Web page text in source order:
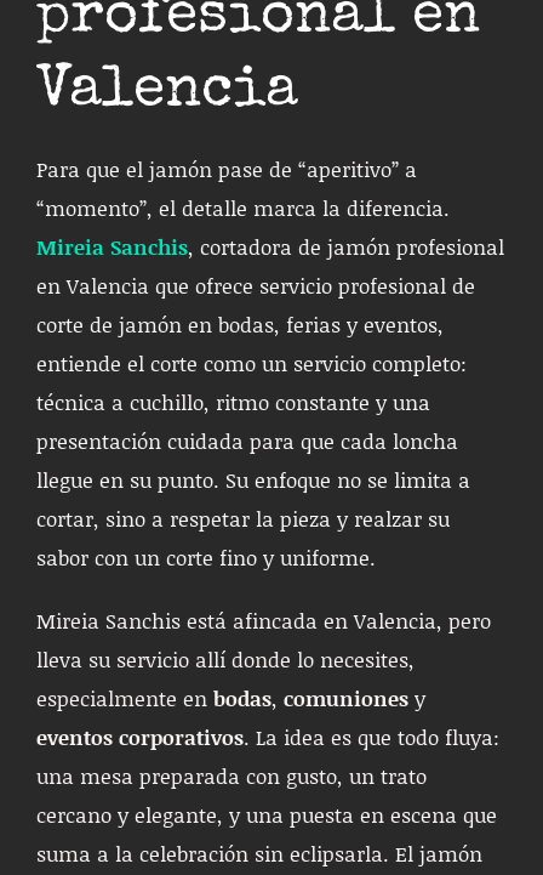
profesional en
Valencia
Para que el jamón pase de “aperitivo” a
“momento”, el detalle marca la diferencia.
Mireia Sanchis, cortadora de jamón profesional
en Valencia que ofrece servicio profesional de
corte de jamón en bodas, ferias y eventos,
entiende el corte como un servicio completo:
técnica a cuchillo, ritmo constante y una
presentación cuidada para que cada loncha
llegue en su punto. Su enfoque no se limita a
cortar, sino a respetar la pieza y realzar su
sabor con un corte fino y uniforme.
Mireia Sanchis está afincada en Valencia, pero
lleva su servicio allí donde lo necesites,
especialmente en bodas, comuniones y
eventos corporativos. La idea es que todo fluya:
una mesa preparada con gusto, un trato
cercano y elegante, y una puesta en escena que
suma a la celebración sin eclipsarla. El jamón